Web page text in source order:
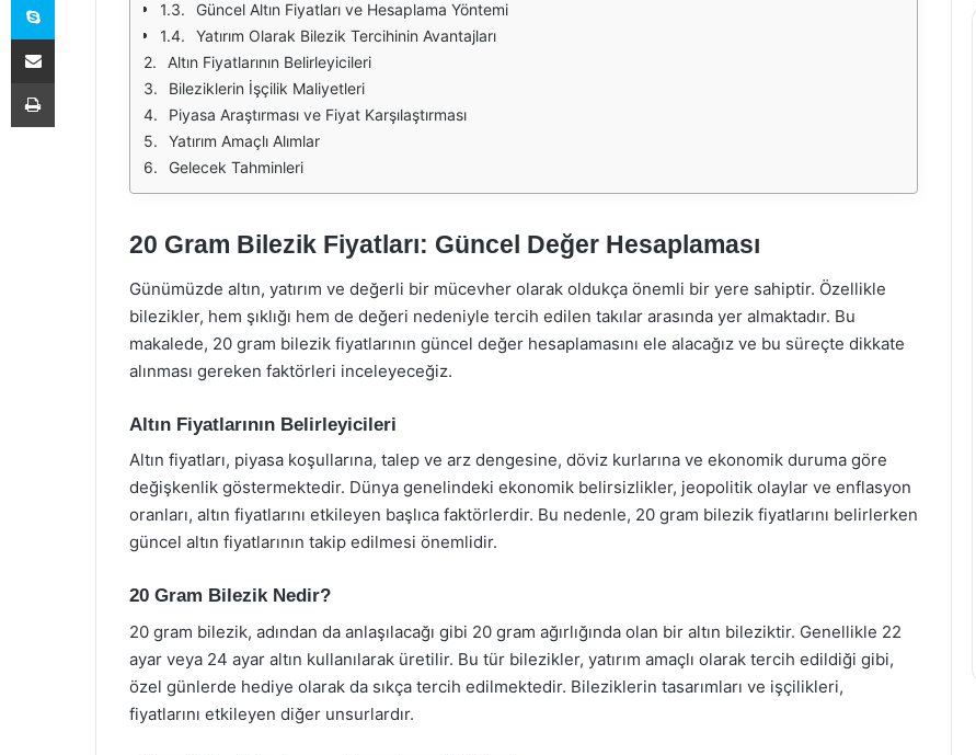
Güncel Altın Fiyatları ve Hesaplama Yöntemi
Yatırım Olarak Bilezik Tercihinin Avantajları
Altın Fiyatlarının Belirleyicileri
Bileziklerin İşçilik Maliyetleri
Piyasa Araştırması ve Fiyat Karşılaştırması
Yatırım Amaçlı Alımlar
Gelecek Tahminleri
20 Gram Bilezik Fiyatları: Güncel Değer Hesaplaması
Günümüzde altın, yatırım ve değerli bir mücevher olarak oldukça önemli bir yere sahiptir. Özellikle
bilezikler, hem şıklığı hem de değeri nedeniyle tercih edilen takılar arasında yer almaktadır. Bu
makalede, 20 gram bilezik fiyatlarının güncel değer hesaplamasını ele alacağız ve bu süreçte dikkate
alınması gereken faktörleri inceleyeceğiz.
Altın Fiyatlarının Belirleyicileri
Altın fiyatları, piyasa koşullarına, talep ve arz dengesine, döviz kurlarına ve ekonomik duruma göre
değişkenlik göstermektedir. Dünya genelindeki ekonomik belirsizlikler, jeopolitik olaylar ve enflasyon
oranları, altın fiyatlarını etkileyen başlıca faktörlerdir. Bu nedenle, 20 gram bilezik fiyatlarını belirlerken
güncel altın fiyatlarının takip edilmesi önemlidir.
20 Gram Bilezik Nedir?
20 gram bilezik, adından da anlaşılacağı gibi 20 gram ağırlığında olan bir altın bileziktir. Genellikle 22
ayar veya 24 ayar altın kullanılarak üretilir. Bu tür bilezikler, yatırım amaçlı olarak tercih edildiği gibi,
özel günlerde hediye olarak da sıkça tercih edilmektedir. Bileziklerin tasarımları ve işçilikleri,
fiyatlarını etkileyen diğer unsurlardır.
E-Posta ile paylaş